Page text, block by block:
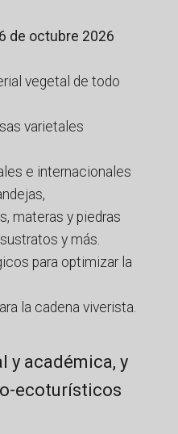
de octubre 2026
vegetal de todo
varietales
e internacionales
materas y piedras
y más.
para optimizar la
la cadena viverista.
y académica, y
ecoturísticos